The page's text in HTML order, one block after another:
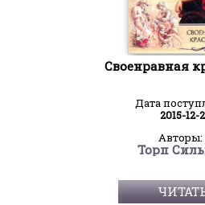
Своенравная
Дата
2015-12-
Авторы:
Торп